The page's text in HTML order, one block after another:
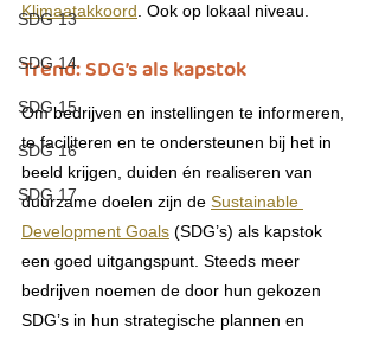
SDG 13
SDG 14
SDG 15
SDG 16
SDG 17
Klimaatakkoord. Ook op lokaal niveau.
Trend: SDG’s als kapstok
Om bedrijven en instellingen te informeren,
te faciliteren en te ondersteunen bij het in
beeld krijgen, duiden én realiseren van
duurzame doelen zijn de Sustainable
Development Goals (SDG’s) als kapstok
een goed uitgangspunt. Steeds meer
bedrijven noemen de door hun gekozen
SDG’s in hun strategische plannen en